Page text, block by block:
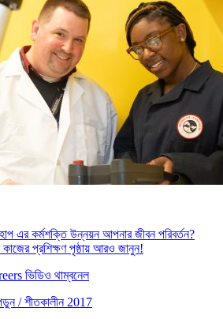
এর কর্মশক্তি উন্নয়ন আপনার জীবন পরিবর্তন?
প্রশিক্ষণ পৃষ্ঠায় আরও জানুন!
/ শীতকালীন 2017